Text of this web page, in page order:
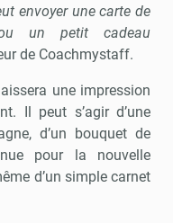
envoyer une carte de
ou un petit cadeau
de Coachmystaff.
une impression
Il peut s’agir d’une
d’un bouquet de
pour la nouvelle
d’un simple carnet